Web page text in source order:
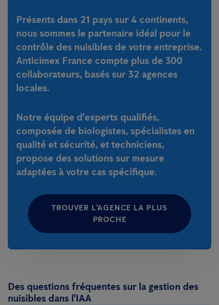
Présents dans 21 pays sur 4 continents,
nous sommes le partenaire idéal pour le
contrôle des nuisibles de votre entreprise.
Anticimex France compte plus de 300
collaborateurs, basés sur 32 agences
locales.
Notre équipe d'experts qualifiés,
composée de biologistes, spécialistes en
qualité et sécurité, et techniciens,
propose des solutions sur mesure
adaptées à votre cas spécifique.
TROUVER L'AGENCE LA PLUS
PROCHE
Des questions fréquentes sur la gestion des
nuisibles dans l'IAA